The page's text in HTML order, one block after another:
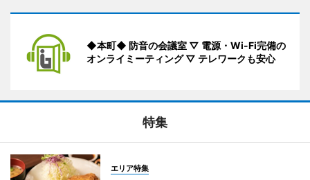
◆本町◆ 防音の会議室 ▽ 電源・Wi-Fi完備の
オンライミーティング ▽ テレワークも安心
特集
エリア特集